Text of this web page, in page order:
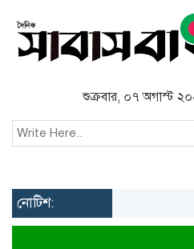
শুক্রবার, ০৭ অগাস্ট
নোটিশ: